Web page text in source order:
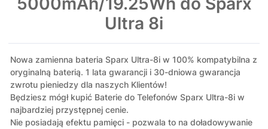
Ultra 8i
Nowa zamienna bateria Sparx Ultra-8i w 100% kompatybilna z
oryginalną baterią. 1 lata gwarancji i 30-dniowa gwarancja
zwrotu pieniedzy dla naszych Klientów!
Będziesz mógł kupić Baterie do Telefonów Sparx Ultra-8i w
najbardziej przystępnej cenie.
Nie posiadają efektu pamięci - pozwala to na doładowywanie